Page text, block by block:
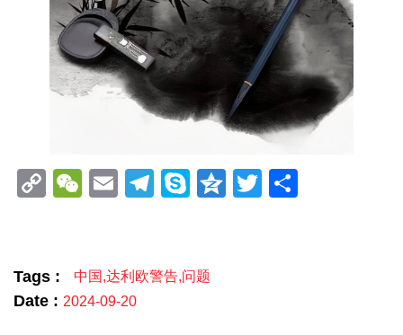
CopyWeChat
EmailTelegram
SkypeQzoneTwitter
Tags : 中国 ,达利欧警告,问题
Date : 2024-09-20